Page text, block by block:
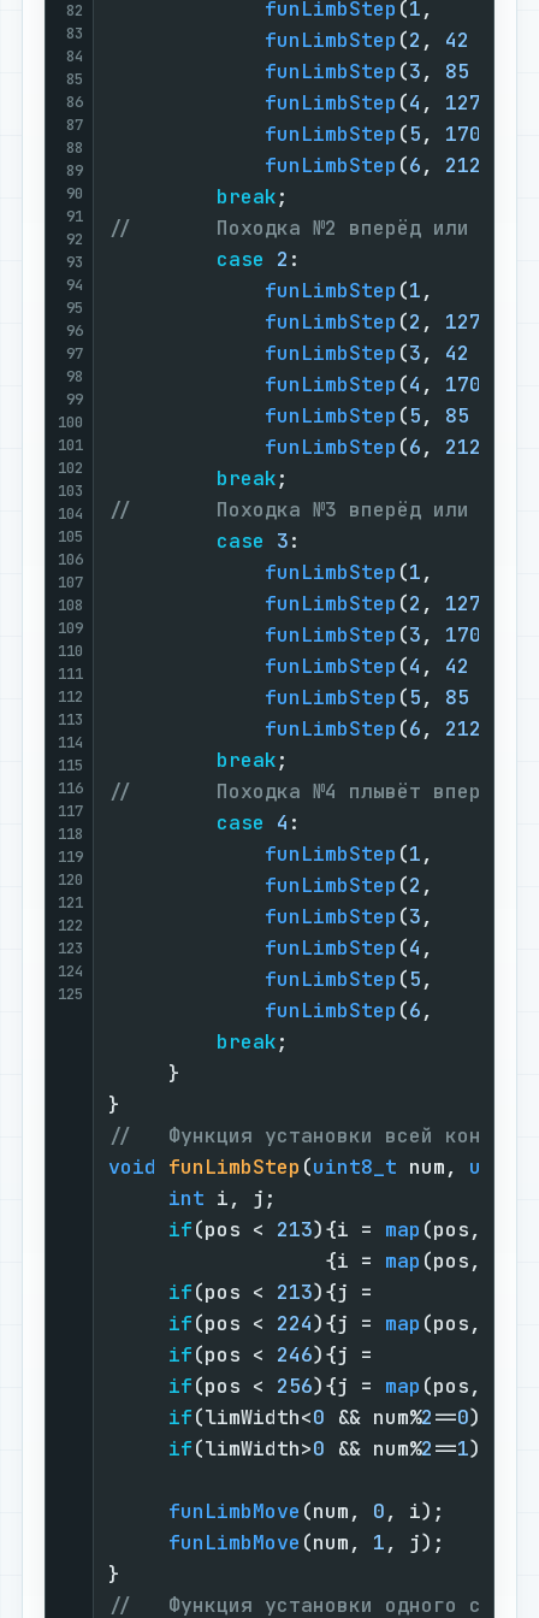
82
83
84
85
86
87
88
89
90
91
92
93
94
95
96
97
98
99
100
101
102
103
104
105
106
107
108
109
110
111
112
113
114
115
116
117
118
119
120
121
122
123
124
125
funLimbStep (1,
funLimbStep (2 , 42
funLimbStep (3, 85
funLimbStep (4 , 127
funLimbStep (5, 170
funLimbStep (6, 212
break
//       Походка №2 вперёд
case 2
funLimbStep (1,
funLimbStep (2 , 127
funLimbStep (3, 42
funLimbStep (4 , 170
funLimbStep (5, 85
funLimbStep (6, 212
break
//       Походка №3 вперёд
case 3
funLimbStep (1,
funLimbStep (2 , 127
funLimbStep (3, 170
funLimbStep (4 , 42
funLimbStep (5, 85
funLimbStep (6, 212
break
//       Походка №4 плывёт
case 4
funLimbStep (1,
funLimbStep (2 ,
funLimbStep (3,
funLimbStep (4 ,
funLimbStep (5,
funLimbStep (6,
break
//   Функция установки всей
void funLimbStep (uint8_t num,
int
if(pos < 213){i = map (pos,
                  {i =
map (pos,
if(pos < 213){j
if(pos < 224){j = map (pos,
if(pos < 246){j
if(pos < 256){j = map (pos,
if(limWidth<0 && num%2==0){ i
if(limWidth>0 && num%2==1){ i
funLimbMove (num, 0
funLimbMove (num, 1
//   Функция установки одного